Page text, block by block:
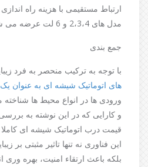
ارتباط مستقیمی با هزینه راه
مدل های 2،3،4 و 6 لت عرضه می شوند.
جمع بندی
با توجه به ترکیب منحصر به فرد
های اتوماتیک شیشه ای به عنوان
ورودی ها در انواع محیط ها شناخته
و کارایی که در این نوشته به
قیمت درب اتوماتیک شیشه ای
این فناوری نه ‌تنها تاثیر مثبتی بر
بلکه باعث ارتقاء امنیت، بهره